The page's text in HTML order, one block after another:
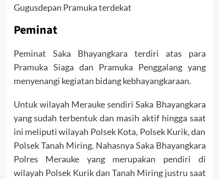
Gugusdepan Pramuka terdekat
Peminat
Peminat Saka Bhayangkara terdiri atas para
Pramuka Siaga dan Pramuka Penggalang yang
menyenangi kegiatan bidang kebhayangkaraan.
Untuk wilayah Merauke sendiri Saka Bhayangkara
yang sudah terbentuk dan masih aktif hingga saat
ini meliputi wilayah Polsek Kota, Polsek Kurik, dan
Polsek Tanah Miring. Nahasnya Saka Bhayangkara
Polres Merauke yang merupakan pendiri di
wilayah Polsek Kurik dan Tanah Miring justru saat